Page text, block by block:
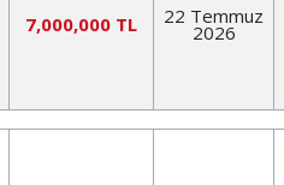
7,000,000 TL 22 Temmuz
2026